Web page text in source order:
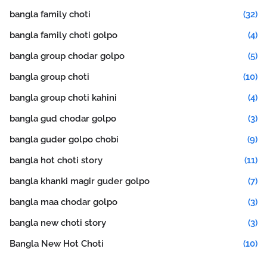
bangla family choti
(32)
bangla family choti golpo
(4)
bangla group chodar golpo
(5)
bangla group choti
(10)
bangla group choti kahini
(4)
bangla gud chodar golpo
(3)
bangla guder golpo chobi
(9)
bangla hot choti story
(11)
bangla khanki magir guder golpo
(7)
bangla maa chodar golpo
(3)
bangla new choti story
(3)
Bangla New Hot Choti
(10)